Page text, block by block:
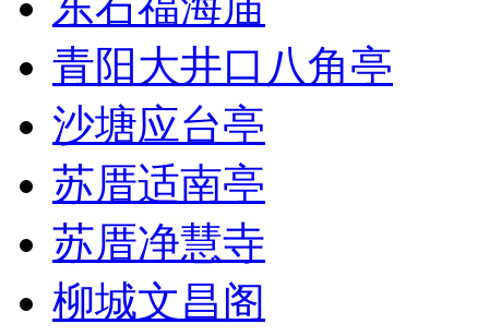
青阳大井口八角亭
沙塘应台亭
苏厝适南亭
苏厝净慧寺
柳城文昌阁